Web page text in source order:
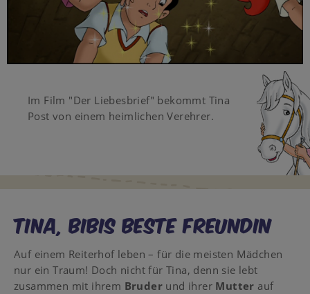
Video
Im Film "Der Liebesbrief" bekommt Tina
Post von einem heimlichen Verehrer.
Tina, Bibis beste Freundin
Auf einem Reiterhof leben – für die meisten Mädchen
nur ein Traum! Doch nicht für Tina, denn sie lebt
zusammen mit ihrem Bruder und ihrer Mutter auf